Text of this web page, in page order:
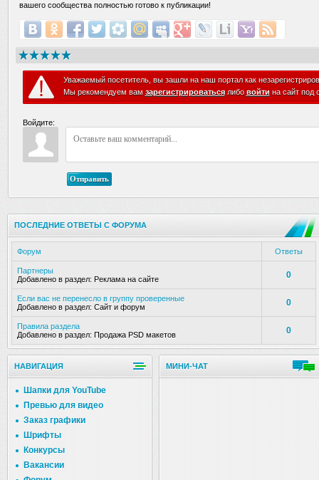
вашего сообщества полностью готово к публикации!
Уважаемый посетитель, вы зашли на наш портал как
Мы рекомендуем вам зарегистрироватьсялибо войти на сайт под
Войдите:
Отправить
ПОСЛЕДНИЕ ОТВЕТЫ С ФОРУМА
Форум Ответы
Партнеры
Добавлено в раздел: Реклама на сайте 0
Если вас не перенесло в группу проверенные
Добавлено в раздел: Сайт и форум 0
Правила раздела
Добавлено в раздел: Продажа PSD макетов 0
НАВИГАЦИЯ
Шапки для YouTube
Превью для видео
Заказ графики
Шрифты
Конкурсы
Вакансии
МИНИ-ЧАТ